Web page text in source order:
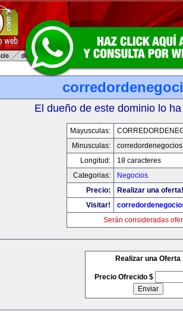
El dueño de este dominio lo
Mayusculas:
Minusculas:
Longitud:
18 caracteres
Categorias:
Negocios
Precio:
Realizar una oferta!
Visitar!
Serán consideradas
Realizar una Oferta
Precio Ofrecido $